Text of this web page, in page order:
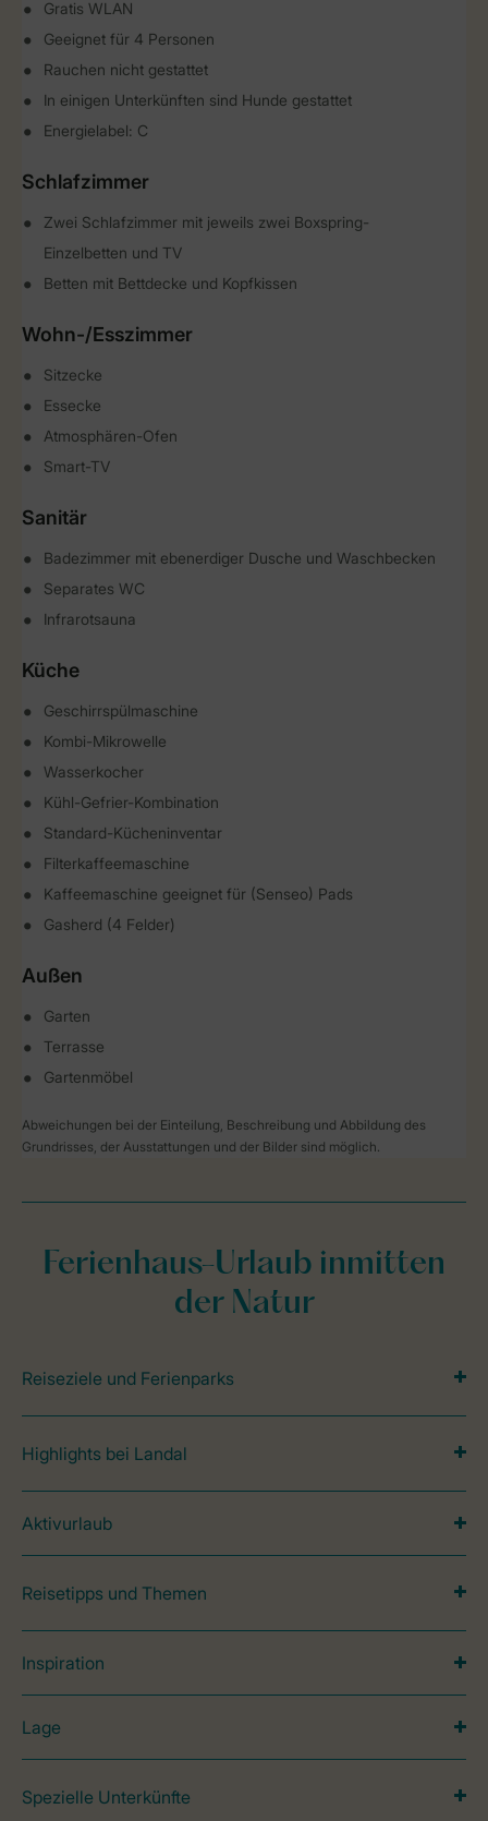
Gratis WLAN
Geeignet für 4 Personen
Rauchen nicht gestattet
In einigen Unterkünften sind Hunde gestattet
Energielabel: C
Schlafzimmer
Zwei Schlafzimmer mit jeweils zwei Boxspring-
Einzelbetten und TV
Betten mit Bettdecke und Kopfkissen
Wohn-/Esszimmer
Sitzecke
Essecke
Atmosphären-Ofen
Smart-TV
Sanitär
Badezimmer mit ebenerdiger Dusche und Waschbecken
Separates WC
Infrarotsauna
Küche
Geschirrspülmaschine
Kombi-Mikrowelle
Wasserkocher
Kühl-Gefrier-Kombination
Standard-Kücheninventar
Filterkaffeemaschine
Kaffeemaschine geeignet für (Senseo) Pads
Gasherd (4 Felder)
Außen
Garten
Terrasse
Gartenmöbel
Abweichungen bei der Einteilung, Beschreibung und Abbildung des
Grundrisses, der Ausstattungen und der Bilder sind möglich.
Ferienhaus-Urlaub inmitten
der Natur
Reiseziele und Ferienparks
Highlights bei Landal
Aktivurlaub
Reisetipps und Themen
Inspiration
Lage
Spezielle Unterkünfte